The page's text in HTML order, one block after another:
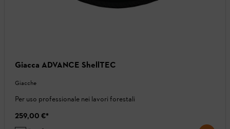
Giacca ADVANCE ShellTEC
Giacche
Per uso professionale nei lavori forestali
259,00 €*